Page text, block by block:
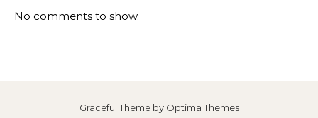
No comments to show.
Graceful Theme by Optima Themes